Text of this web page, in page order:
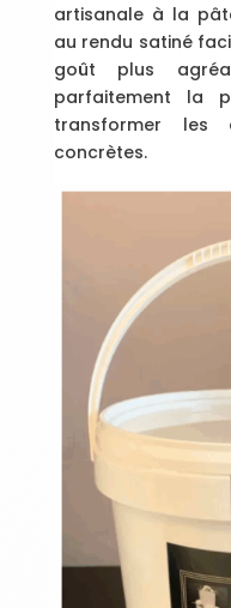
artisanale à la
au rendu satiné
goût plus
parfaitement la
transformer les
concrètes.